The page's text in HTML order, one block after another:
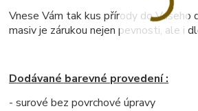
Vnese Vám tak kus přírody do Vašeho
masiv je zárukou nejen pevnosti, ale i
Dodávané barevné provedení :
- surové bez povrchové úpravy